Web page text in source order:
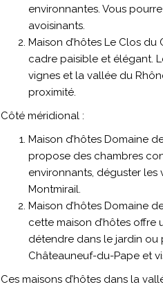
environnantes. Vous
avoisinants.
Maison d’hôtes Le Clos
cadre paisible et élégant.
vignes et la vallée du
proximité.
Côté méridional :
Maison d’hôtes Domaine
propose des chambres
environnants, déguster
Montmirail.
Maison d’hôtes Domaine
cette maison d’hôtes
détendre dans le jardin ou
Châteauneuf-du-Pape et
Ces maisons d’hôtes dans la